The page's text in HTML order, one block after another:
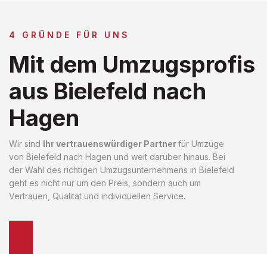
4 GRÜNDE FÜR UNS
Mit dem Umzugsprofis
aus Bielefeld nach
Hagen
Wir sind Ihr vertrauenswürdiger Partnerfür Umzüge
von Bielefeld nach Hagen und weit darüber hinaus. Bei
der Wahl des richtigen Umzugsunternehmens in Bielefeld
geht es nicht nur um den Preis, sondern auch um
Vertrauen, Qualität und individuellen Service.